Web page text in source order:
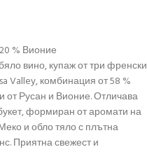
% Вионие
вино, купаж от три френски
Valley, комбинация от 58 %
от Русан и Вионие. Отличава
формиран от аромати на
и обло тяло с плътна
Приятна свежест и